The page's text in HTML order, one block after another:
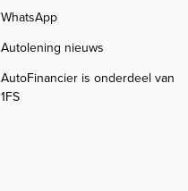
WhatsApp
Autolening nieuws
AutoFinancier is onderdeel van
1FS